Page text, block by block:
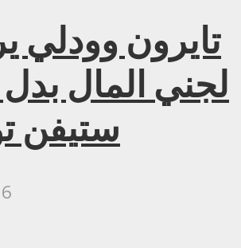
تايرون وودلي
لجني المال
ستيفن